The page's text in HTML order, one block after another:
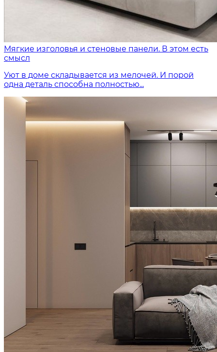
Мягкие изголовья и стеновые панели. В этом есть
смысл
Уют в доме складывается из мелочей. И порой
одна деталь способна полностью...